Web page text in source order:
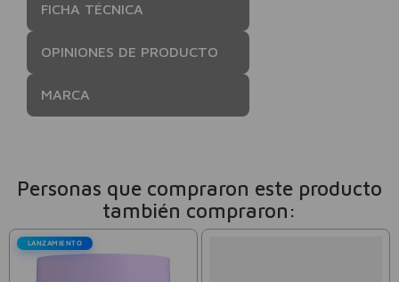
FICHA TÉCNICA
OPINIONES DE PRODUCTO
MARCA
Personas que compraron este producto
también compraron:
LANZAMIENTO